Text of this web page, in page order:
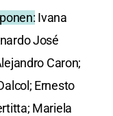
Ivana
José
Caron;
Ernesto
Mariela